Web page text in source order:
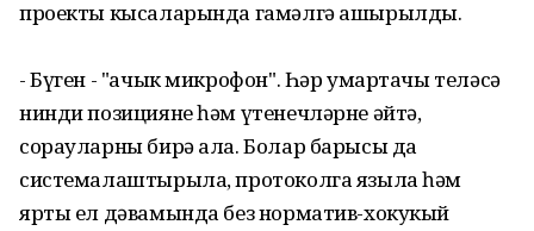
проекты кысаларында гамәлгә ашырылды.
- Бүген - "ачык микрофон". Һәр умартачы теләсә
нинди позицияне һәм үтенечләрне әйтә,
сорауларны бирә ала. Болар барысы да
системалаштырыла, протоколга языла һәм
ярты ел дәвамында без норматив-хокукый